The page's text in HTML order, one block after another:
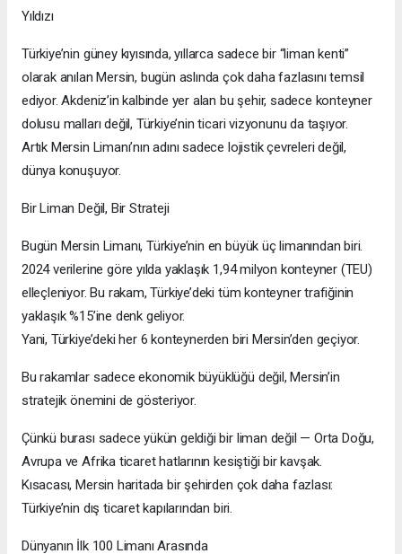
Yıldızı
Türkiye’nin güney kıyısında, yıllarca sadece bir “liman kenti”
olarak anılan Mersin, bugün aslında çok daha fazlasını temsil
ediyor. Akdeniz’in kalbinde yer alan bu şehir, sadece konteyner
dolusu malları değil, Türkiye’nin ticari vizyonunu da taşıyor.
Artık Mersin Limanı’nın adını sadece lojistik çevreleri değil,
dünya konuşuyor.
Bir Liman Değil, Bir Strateji
Bugün Mersin Limanı, Türkiye’nin en büyük üç limanından biri.
2024 verilerine göre yılda yaklaşık 1,94 milyon konteyner (TEU)
elleçleniyor. Bu rakam, Türkiye’deki tüm konteyner trafiğinin
yaklaşık %15’ine denk geliyor.
Yani, Türkiye’deki her 6 konteynerden biri Mersin’den geçiyor.
Bu rakamlar sadece ekonomik büyüklüğü değil, Mersin’in
stratejik önemini de gösteriyor.
Çünkü burası sadece yükün geldiği bir liman değil — Orta Doğu,
Avrupa ve Afrika ticaret hatlarının kesiştiği bir kavşak.
Kısacası, Mersin haritada bir şehirden çok daha fazlası:
Türkiye’nin dış ticaret kapılarından biri.
Dünyanın İlk 100 Limanı Arasında